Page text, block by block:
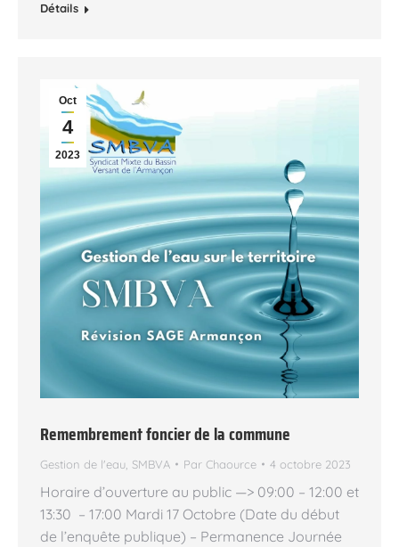
Détails
Oct
4
2023
Remembrement foncier de la commune
Gestion de l'eau, SMBVA Par Chaource 4 octobre 2023
Horaire d’ouverture au public —> 09:00 – 12:00 et
13:30 – 17:00 Mardi 17 Octobre (Date du début
de l’enquête publique) – Permanence Journée